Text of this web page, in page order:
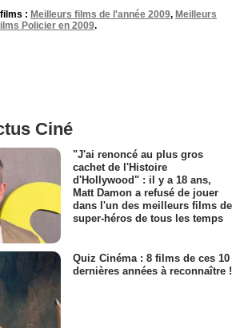
: Meilleurs films de l'année 2009, Meilleurs
Policier en 2009.
Ciné
"J'ai renoncé au plus gros
cachet de l'Histoire
d'Hollywood" : il y a 18 ans,
Matt Damon a refusé de jouer
dans l'un des meilleurs films de
super-héros de tous les temps
Quiz Cinéma : 8 films de ces 10
dernières années à reconnaître !